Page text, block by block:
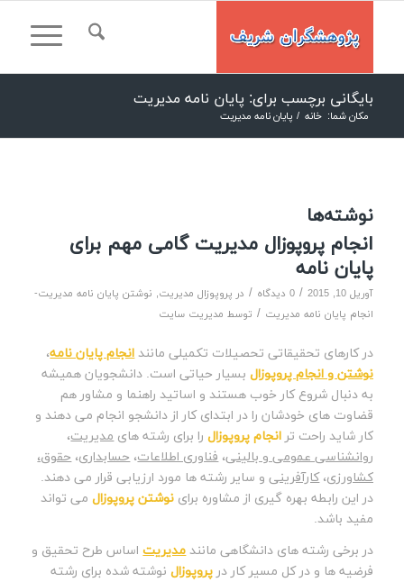
بایگانی برچسب برای: پایان نامه مدیریت
مکان شما: خانه / پایان نامه مدیریت
نوشته‌ها
انجام پروپوزال مدیریت گامی مهم برای
پایان نامه
آوریل 10, 2015 / 0 دیدگاه / در پروپوزال مدیریت, نوشتن پایان نامه مدیریت-
انجام پایان نامه مدیریت / توسط مدیریت سایت
در کارهای تحقیقاتی تحصیلات تکمیلی مانندانجام پایان نامه،
نوشتن و انجام پروپوزالبسیار حیاتی است. دانشجویان همیشه
به دنبال شروع کار خوب هستند و اساتید راهنما و مشاور هم
قضاوت های خودشان را در ابتدای کار از دانشجو انجام می دهند و
کار شاید راحت تر انجام پروپوزالرا برای رشته هایمدیریت،
روانشناسی عمومی و بالینی،فناوری اطلاعات،حسابداری،حقوق،
کشاورزی،کارآفرینیو سایر رشته ها مورد ارزیابی قرار می دهند.
در این رابطه بهره گیری از مشاوره برای نوشتن پروپوزالمی تواند
مفید باشد.
در برخی رشته های دانشگاهی مانند مدیریتاساس طرح تحقیق و
فرضیه ها و در کل مسیر کار در پروپوزالنوشته شده برای رشته